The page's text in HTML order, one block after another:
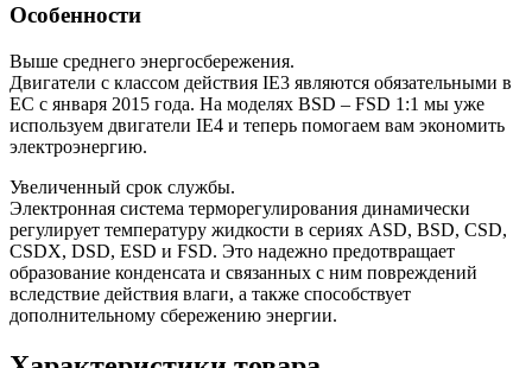
Особенности
Выше среднего энергосбережения.
Двигатели с классом действия IE3 являются обязательными в
ЕС с января 2015 года. На моделях BSD – FSD 1:1 мы уже
используем двигатели IE4 и теперь помогаем вам экономить
электроэнергию.
Увеличенный срок службы.
Электронная система терморегулирования динамически
регулирует температуру жидкости в сериях ASD, BSD, CSD,
CSDX, DSD, ESD и FSD. Это надежно предотвращает
образование конденсата и связанных с ним повреждений
вследствие действия влаги, а также способствует
дополнительному сбережению энергии.